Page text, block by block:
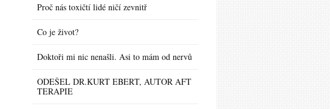
Proč nás toxičtí lidé ničí zevnitř
Co je život?
Doktoři mi nic nenašli. Asi to mám od nervů
ODEŠEL DR.KURT EBERT, AUTOR AFT
TERAPIE